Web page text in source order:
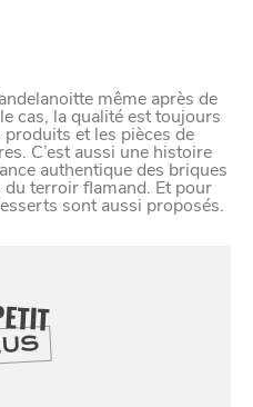
même après de
cas, la qualité est toujours
et les pièces de
C’est aussi une histoire
authentique des briques
terroir flamand. Et pour
sont aussi proposés.